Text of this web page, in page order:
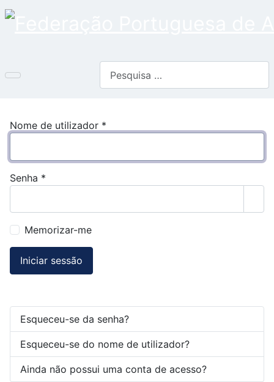
Nome de utilizador *
Senha *
Memorizar-me
Iniciar sessão
Esqueceu-se da senha?
Esqueceu-se do nome de utilizador?
Ainda não possui uma conta de acesso?